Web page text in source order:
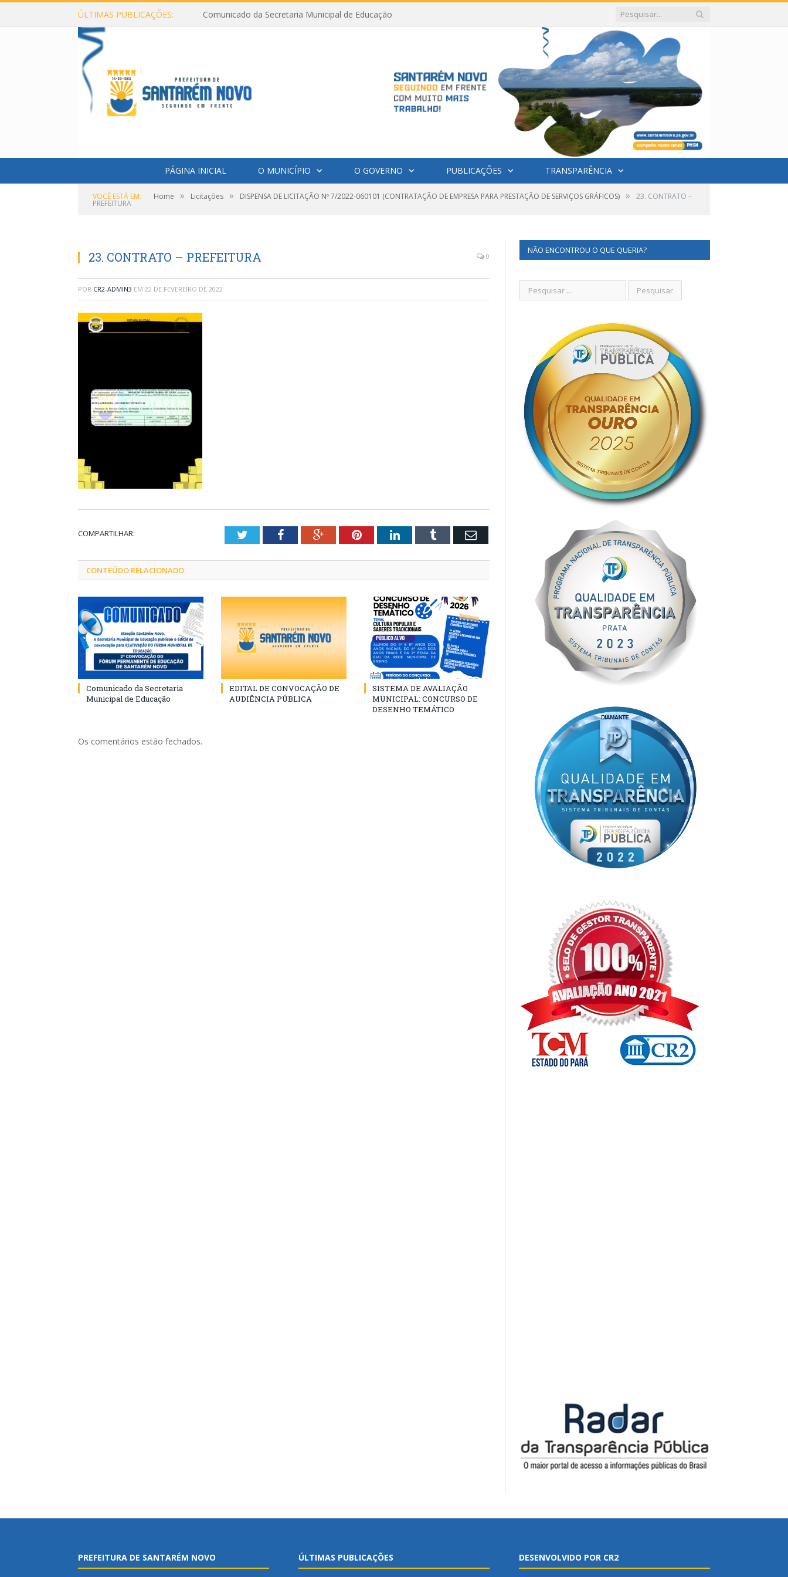
ÚLTIMAS PUBLICAÇÕES: Comunicado da Secretaria Municipal de Educação
PÁGINA INICIAL O MUNICÍPIO O GOVERNO PUBLICAÇÕES TRANSPARÊNCIA
VOCÊ ESTÁ EM: Home » Licitações » DISPENSA DE LICITAÇÃO Nº 7/2022-060101 (CONTRATAÇÃO DE EMPRESA PARA PRESTAÇÃO DE SERVIÇOS GRÁFICOS) » 23. CONTRATO –
PREFEITURA
23. CONTRATO – PREFEITURA 0
POR CR2-ADMIN3 EM 22 DE FEVEREIRO DE 2022
COMPARTILHAR: TwitterFacebookGoogle+PinterestLinkedInTumblr Email
CONTEÚDO RELACIONADO
Comunicado da Secretaria
Municipal de Educação
EDITAL DE CONVOCAÇÃO DE
AUDIÊNCIA PÚBLICA
SISTEMA DE AVALIAÇÃO
MUNICIPAL: CONCURSO DE
DESENHO TEMÁTICO
Os comentários estão fechados.
NÃO ENCONTROU O QUE QUERIA?
PREFEITURA DE SANTARÉM NOVO ÚLTIMAS PUBLICAÇÕES DESENVOLVIDO POR CR2